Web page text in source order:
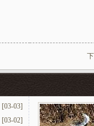
[03-03]
[03-02]